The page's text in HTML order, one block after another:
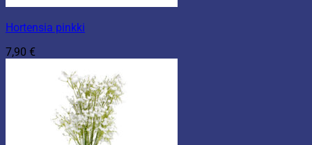
Hortensia pinkki
7,90 €